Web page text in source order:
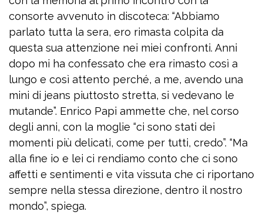
consorte avvenuto in discoteca: “Abbiamo
parlato tutta la sera, ero rimasta colpita da
questa sua attenzione nei miei confronti. Anni
dopo mi ha confessato che era rimasto così a
lungo e così attento perché, a me, avendo una
mini di jeans piuttosto stretta, si vedevano le
mutande”. Enrico Papi ammette che, nel corso
degli anni, con la moglie “ci sono stati dei
momenti più delicati, come per tutti, credo”. “Ma
alla fine io e lei ci rendiamo conto che ci sono
affetti e sentimenti e vita vissuta che ci riportano
sempre nella stessa direzione, dentro il nostro
mondo”, spiega.